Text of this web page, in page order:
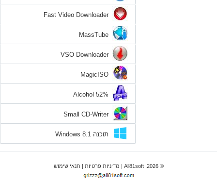
Fast Video Downloader
MassTube
VSO Downloader
MagicISO
Alcohol 52%
Small CD-Writer
תוכנה Windows 8.1
© 2026, All81soft | מדיניות פרטיות|תנאי שימוש